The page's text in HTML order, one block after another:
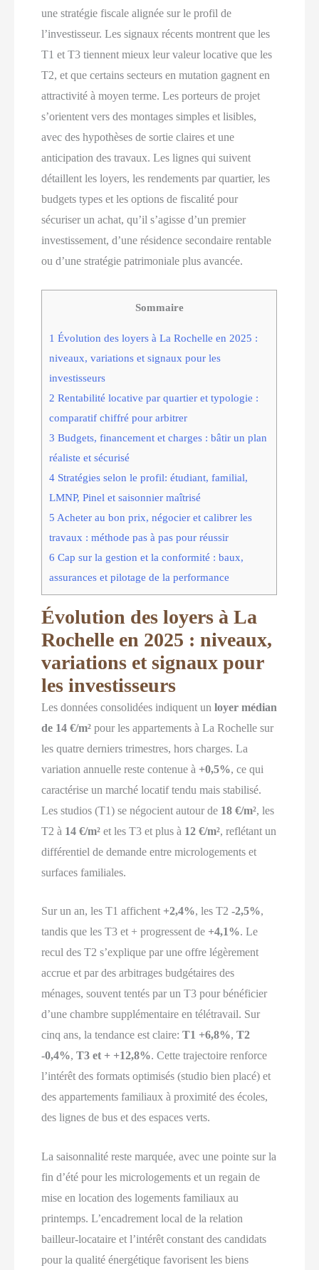
une stratégie fiscale alignée sur le profil de
l’investisseur. Les signaux récents montrent que les
T1 et T3 tiennent mieux leur valeur locative que les
T2, et que certains secteurs en mutation gagnent en
attractivité à moyen terme. Les porteurs de projet
s’orientent vers des montages simples et lisibles,
avec des hypothèses de sortie claires et une
anticipation des travaux. Les lignes qui suivent
détaillent les loyers, les rendements par quartier, les
budgets types et les options de fiscalité pour
sécuriser un achat, qu’il s’agisse d’un premier
investissement, d’une résidence secondaire rentable
ou d’une stratégie patrimoniale plus avancée.
Sommaire
1 Évolution des loyers à La Rochelle en 2025 :
niveaux, variations et signaux pour les
investisseurs
2 Rentabilité locative par quartier et typologie :
comparatif chiffré pour arbitrer
3 Budgets, financement et charges : bâtir un plan
réaliste et sécurisé
4 Stratégies selon le profil: étudiant, familial,
LMNP, Pinel et saisonnier maîtrisé
5 Acheter au bon prix, négocier et calibrer les
travaux : méthode pas à pas pour réussir
6 Cap sur la gestion et la conformité : baux,
assurances et pilotage de la performance
Évolution des loyers à La
Rochelle en 2025 : niveaux,
variations et signaux pour
les investisseurs
Les données consolidées indiquent unloyer médian
de 14 €/m² pour les appartements à La Rochelle sur
les quatre derniers trimestres, hors charges. La
variation annuelle reste contenue à +0,5%, ce qui
caractérise un marché locatif tendu mais stabilisé.
Les studios (T1) se négocient autour de 18 €/m², les
T2 à 14 €/m² et les T3 et plus à 12 €/m², reflétant un
différentiel de demande entre micrologements et
surfaces familiales.
Sur un an, les T1 affichent +2,4%, les T2-2,5%,
tandis que les T3 et + progressent de +4,1%. Le
recul des T2 s’explique par une offre légèrement
accrue et par des arbitrages budgétaires des
ménages, souvent tentés par un T3 pour bénéficier
d’une chambre supplémentaire en télétravail. Sur
cinq ans, la tendance est claire:T1 +6,8%,T2
-0,4%,T3 et + +12,8%. Cette trajectoire renforce
l’intérêt des formats optimisés (studio bien placé) et
des appartements familiaux à proximité des écoles,
des lignes de bus et des espaces verts.
La saisonnalité reste marquée, avec une pointe sur la
fin d’été pour les micrologements et un regain de
mise en location des logements familiaux au
printemps. L’encadrement local de la relation
bailleur-locataire et l’intérêt constant des candidats
pour la qualité énergétique favorisent les biens